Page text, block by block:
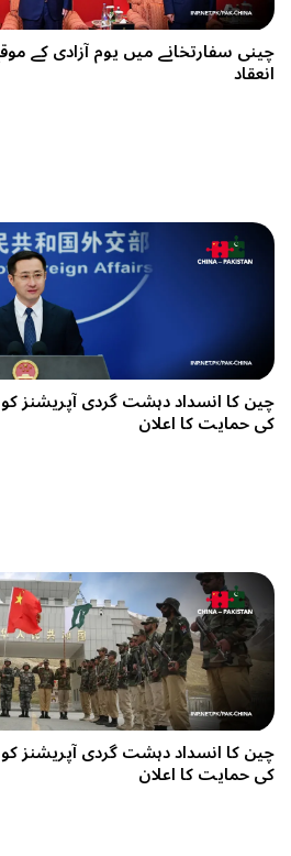
چینی سفارتخانے میں یوم آزادی کے
انعقاد
چین کا انسداد دہشت گردی آپریشنز
کی حمایت کا اعلان
چین کا انسداد دہشت گردی آپریشنز
کی حمایت کا اعلان